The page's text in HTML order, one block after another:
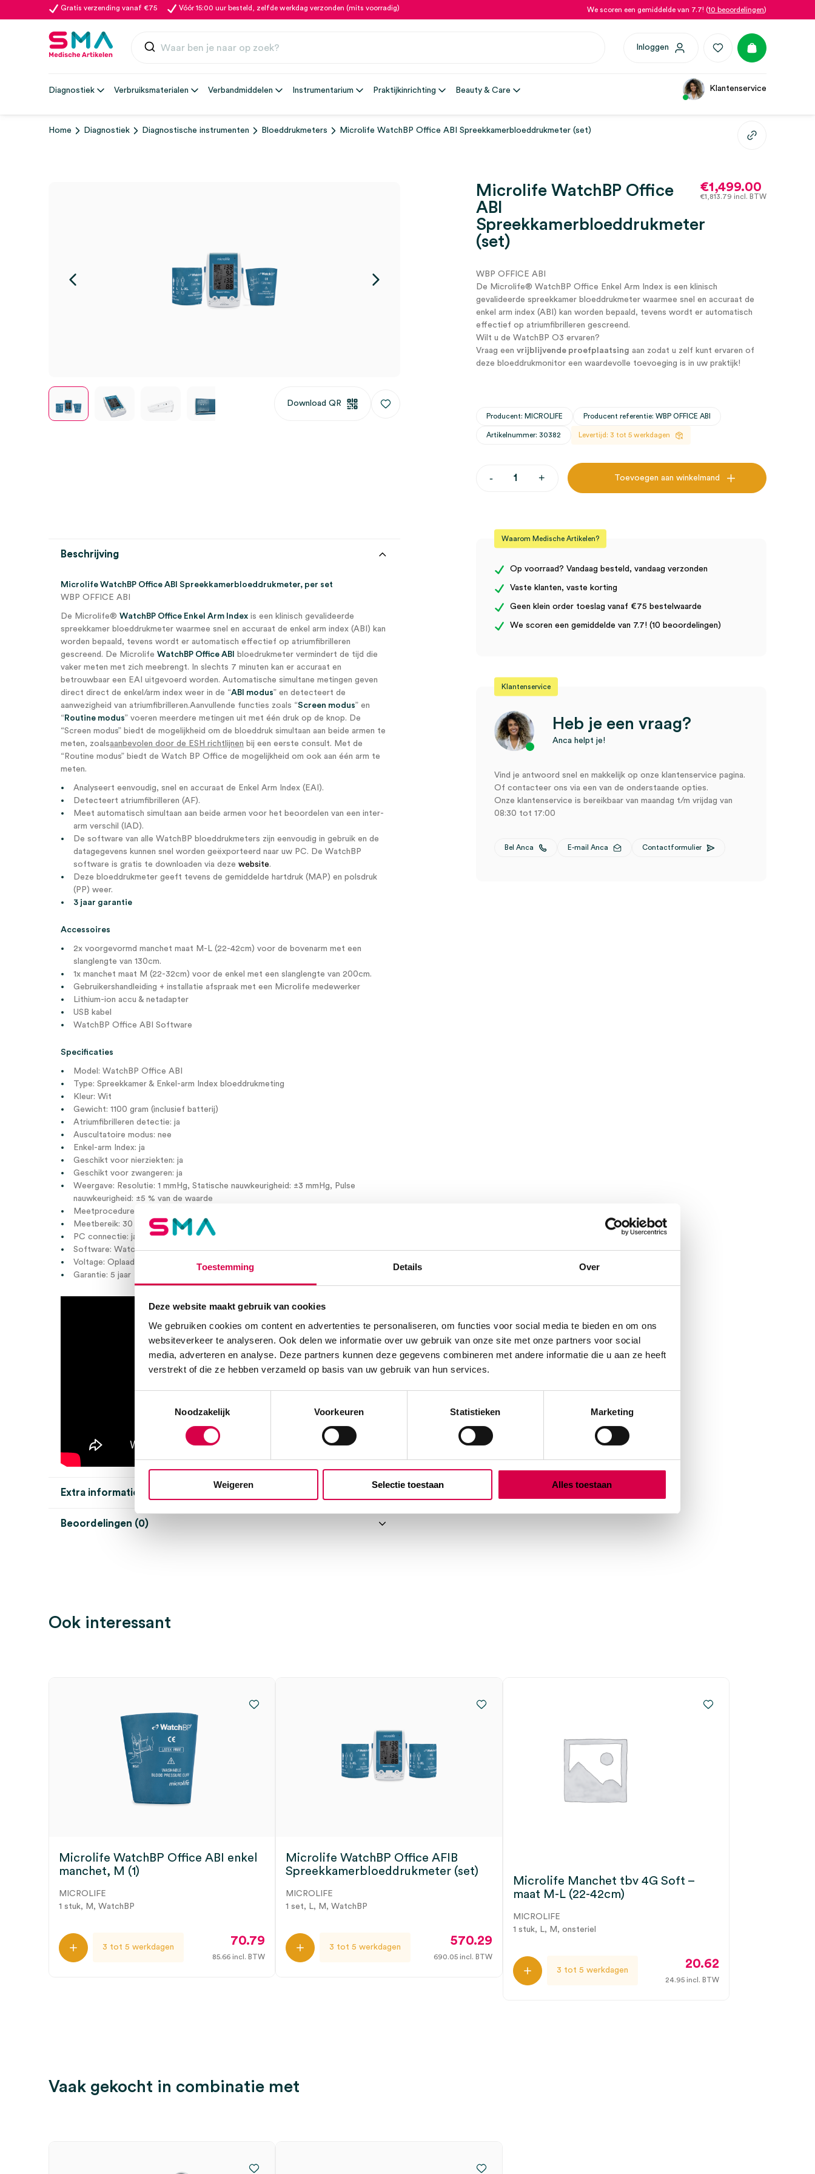
Toestemming Details Over
Deze website maakt gebruik van cookies
We gebruiken cookies om content en advertenties te personaliseren, om functies voor social media te bieden en om ons
websiteverkeer te analyseren. Ook delen we informatie over uw gebruik van onze site met onze partners voor social
media, adverteren en analyse. Deze partners kunnen deze gegevens combineren met andere informatie die u aan ze heeft
verstrekt of die ze hebben verzameld op basis van uw gebruik van hun services.
Noodzakelijk
Voorkeuren Statistieken Marketing
Weigeren Selectie toestaan Alles toestaan
Gratis verzending vanaf €75 Vóór 15:00 uur besteld, zelfde werkdag verzonden (mits voorradig) We scoren een gemiddelde van 7.7! (10 beoordelingen)
Inloggen
Diagnostiek Verbruiksmaterialen Verbandmiddelen Instrumentarium Praktijkinrichting Beauty & Care Klantenservice
Home Diagnostiek Diagnostische instrumenten Bloeddrukmeters Microlife WatchBP Office ABI Spreekkamerbloeddrukmeter (set)
Download QR
Microlife WatchBP Office
ABI
Spreekkamerbloeddrukmeter
(set)
€1,499.00
€1,813.79 incl. BTW
WBP OFFICE ABI
De Microlife® WatchBP Office Enkel Arm Index is een klinisch
gevalideerde spreekkamer bloeddrukmeter waarmee snel en accuraat de
enkel arm index (ABI) kan worden bepaald, tevens wordt er automatisch
effectief op atriumfibrilleren gescreend.
Wilt u de WatchBP O3 ervaren?
Vraag een vrijblijvende proefplaatsing aan zodat u zelf kunt ervaren of
deze bloeddrukmonitor een waardevolle toevoeging is in uw praktijk!
Producent: MICROLIFE Producent referentie: WBP OFFICE ABI
Artikelnummer: 30382 Levertijd: 3 tot 5 werkdagen
-Microlife
(set)
aantal
+ Toevoegen aan winkelmand
Beschrijving
Microlife WatchBP Office ABI Spreekkamerbloeddrukmeter, per set
WBP OFFICE ABI
De Microlife® WatchBP Office Enkel Arm Index is een klinisch gevalideerde
spreekkamer bloeddrukmeter waarmee snel en accuraat de enkel arm index (ABI) kan
worden bepaald, tevens wordt er automatisch effectief op atriumfibrilleren
gescreend. De Microlife WatchBP Office ABI
bloedrukmeter vermindert de tijd die
vaker meten met zich meebrengt. In slechts 7 minuten kan er accuraat en
betrouwbaar een EAI uitgevoerd worden. Automatische simultane metingen geven
direct direct de enkel/arm index weer in de “ABI modus” en detecteert de
aanwezigheid van atriumfibrilleren.Aanvullende functies zoals “Screen modus” en
“Routine modus” voeren meerdere metingen uit met één druk op de knop. De
“Screen modus” biedt de mogelijkheid om de bloeddruk simultaan aan beide armen te
meten, zoalsaanbevolen door de ESH richtlijnen bij een eerste consult. Met de
“Routine modus” biedt de Watch BP Office de mogelijkheid om ook aan één arm te
meten.
Analyseert eenvoudig, snel en accuraat de Enkel Arm Index (EAI).
Detecteert atriumfibrilleren (AF).
Meet automatisch simultaan aan beide armen voor het beoordelen van een inter-
arm verschil (IAD).
De software van alle WatchBP bloeddrukmeters zijn eenvoudig in gebruik en de
datagegevens kunnen snel worden geëxporteerd naar uw PC. De WatchBP
software is gratis te downloaden via deze website.
Deze bloeddrukmeter geeft tevens de gemiddelde hartdruk (MAP) en polsdruk
(PP) weer.
3 jaar garantie
Accessoires
2x voorgevormd manchet maat M-L (22-42cm) voor de bovenarm met een
slanglengte van 130cm.
1x manchet maat M (22-32cm) voor de enkel met een slanglengte van 200cm.
Gebruikershandleiding + installatie afspraak met een Microlife medewerker
Lithium-ion accu & netadapter
USB kabel
WatchBP Office ABI Software
Specificaties
Model: WatchBP Office ABI
Type: Spreekkamer & Enkel-arm Index bloeddrukmeting
Kleur: Wit
Gewicht: 1100 gram (inclusief batterij)
Atriumfibrilleren detectie: ja
Auscultatoire modus: nee
Enkel-arm Index: ja
Geschikt voor nierziekten: ja
Geschikt voor zwangeren: ja
Weergave: Resolutie: 1 mmHg, Statische nauwkeurigheid: ±3 mmHg, Pulse
nauwkeurigheid: ±5 % van de waarde
Meetprocedure: Oscillometric Korotkoff
Meetbereik: 30 – 280 mmHg, 40 – 200 hartslagen per minuut
PC connectie: ja
Software: WatchBP Analyzer
Voltage: Oplaadbare accu 4.8V C4000 mAh of Adapter DC 7.5V, 2 A
Garantie: 5 jaar
Extra informatie
Beoordelingen (0)
Waarom Medische Artikelen?
Op voorraad? Vandaag besteld, vandaag verzonden
Vaste klanten, vaste korting
Geen klein order toeslag vanaf €75 bestelwaarde
We scoren een gemiddelde van 7.7! (10 beoordelingen)
Klantenservice
Heb je een vraag?
Anca helpt je!
Vind je antwoord snel en makkelijk op onze klantenservice pagina.
Of contacteer ons via een van de onderstaande opties.
Onze klantenservice is bereikbaar van maandag t/m vrijdag van
08:30 tot 17:00
Bel Anca E-mail Anca Contactformulier
Ook interessant
Microlife WatchBP Office ABI enkel
manchet, M (1)
MICROLIFE
1 stuk, M, WatchBP
3 tot 5 werkdagen 70.79
85.66 incl. BTW
Microlife WatchBP Office AFIB
Spreekkamerbloeddrukmeter (set)
MICROLIFE
1 set, L, M, WatchBP
3 tot 5 werkdagen 570.29
690.05incl. BTW
Microlife Manchet tbv 4G Soft –
maat M-L (22-42cm)
MICROLIFE
1 stuk, L, M, onsteriel
3 tot 5 werkdagen 20.62
24.95incl. BTW
Vaak gekocht in combinatie met